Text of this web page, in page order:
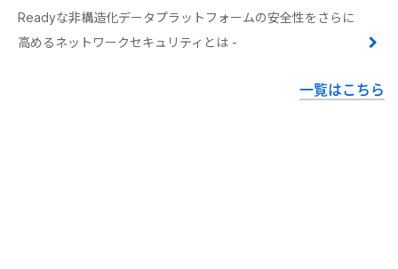
Readyな非構造化データプラットフォームの安全性をさらに
高めるネットワークセキュリティとは -
一覧はこちら